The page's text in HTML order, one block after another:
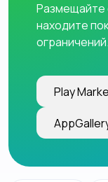
Размещайте
находите
ограничений.
Play